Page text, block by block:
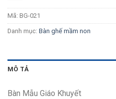
Mã: BG-021
Danh mục: Bàn ghế mầm non
MÔ TẢ
Bàn Mẫu Giáo Khuyết